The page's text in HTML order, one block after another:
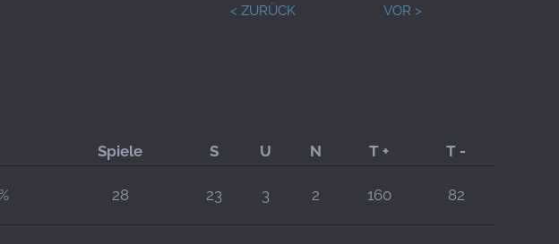
< ZURÜCK VOR >
Spiele S U N T + T -
28 23 3 2 160 82